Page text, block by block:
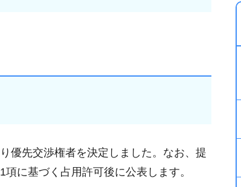
優先交渉権者を決定しました。なお、提
に基づく占用許可後に公表します。